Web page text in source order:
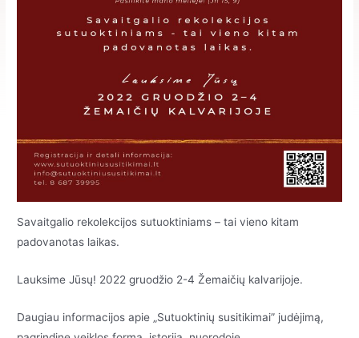
Savaitgalio rekolekcijos sutuoktiniams – tai vieno kitam
padovanotas laikas.
Lauksime Jūsų! 2022 gruodžio 2-4 Žemaičių kalvarijoje.
Daugiau informacijos apie „Sutuoktinių susitikimai” judėjimą,